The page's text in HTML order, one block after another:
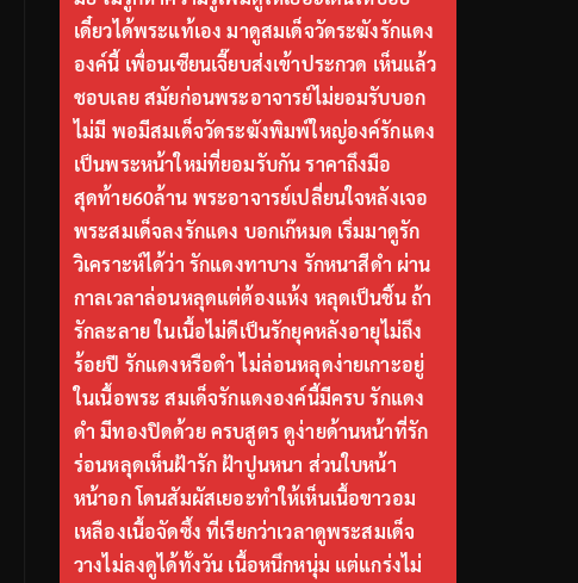
เดี๋ยวได้พระแท้เอง มาดูสมเด็จวัดระฆังรักแดง
องค์นี้ เพื่อนเซียนเจี๊ยบส่งเข้าประกวด เห็นแล้ว
ชอบเลย สมัยก่อนพระอาจารย์ไม่ยอมรับบอก
ไม่มี พอมีสมเด็จวัดระฆังพิมพ์ใหญ่องค์รักแดง
เป็นพระหน้าใหม่ที่ยอมรับกัน ราคาถึงมือ
สุดท้าย60ล้าน พระอาจารย์เปลี่ยนใจหลังเจอ
พระสมเด็จลงรักแดง บอกเก๊หมด เริ่มมาดูรัก
วิเคราะห์ได้ว่า รักแดงทาบาง รักหนาสีดำ ผ่าน
กาลเวลาล่อนหลุดแต่ต้องแห้ง หลุดเป็นชิ้น ถ้า
รักละลาย ในเนื้อไม่ดีเป็นรักยุคหลังอายุไม่ถึง
ร้อยปี รักแดงหรือดำ ไม่ล่อนหลุดง่ายเกาะอยู่
ในเนื้อพระ สมเด็จรักแดงองค์นี้มีครบ รักแดง
ดำ มีทองปิดด้วย ครบสูตร ดูง่ายด้านหน้าที่รัก
ร่อนหลุดเห็นฝ้ารัก ฝ้าปูนหนา ส่วนใบหน้า
หน้าอก โดนสัมผัสเยอะทำให้เห็นเนื้อขาวอม
เหลืองเนื้อจัดซึ้ง ที่เรียกว่าเวลาดูพระสมเด็จ
วางไม่ลงดูได้ทั้งวัน เนื้อหนึกหนุ่ม แต่แกร่งไม่